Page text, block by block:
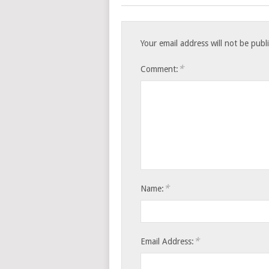
Your email address will not be
Comment: *
Name: *
Email Address: *